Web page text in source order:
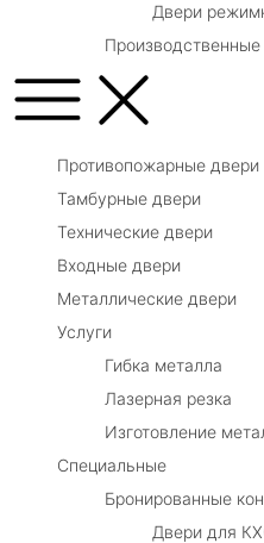
Двери
Противопожарные двери
Тамбурные двери
Технические двери
Входные двери
Металлические двери
Услуги
Гибка металла
Лазерная резка
Изготовление
Специальные
Бронированные
Двери для